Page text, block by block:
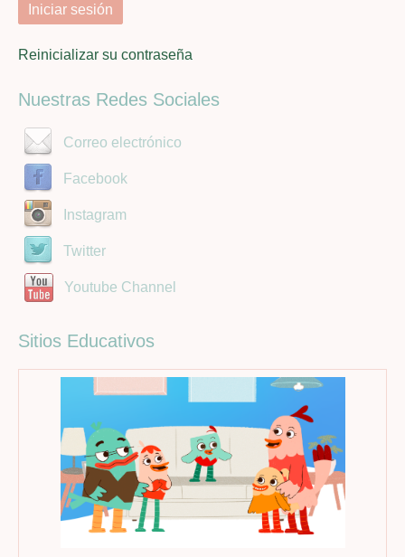
Reinicializar su contraseña
Nuestras Redes Sociales
Correo electrónico
Facebook
Instagram
Twitter
Youtube Channel
Sitios Educativos